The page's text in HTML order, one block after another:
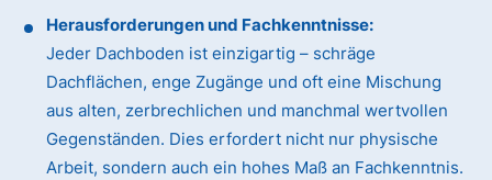
Herausforderungen und Fachkenntnisse:
Jeder Dachboden ist einzigartig – schräge
Dachflächen, enge Zugänge und oft eine Mischung
aus alten, zerbrechlichen und manchmal wertvollen
Gegenständen. Dies erfordert nicht nur physische
Arbeit, sondern auch ein hohes Maß an Fachkenntnis.